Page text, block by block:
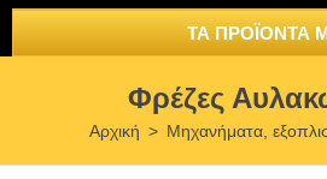
ΤΑ ΠΡΟΪΟΝΤΑ
Φρέζες
Αρχική > Μηχανήματα,